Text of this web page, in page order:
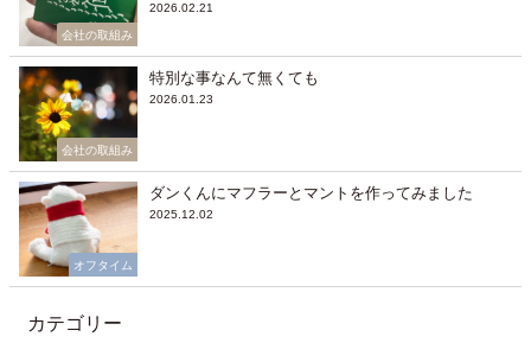
会社の取組み
2026.02.21
会社の取組み
特別な事なんて無くても
2026.01.23
オフタイム
ダンくんにマフラーとマントを作ってみました
2025.12.02
カテゴリー